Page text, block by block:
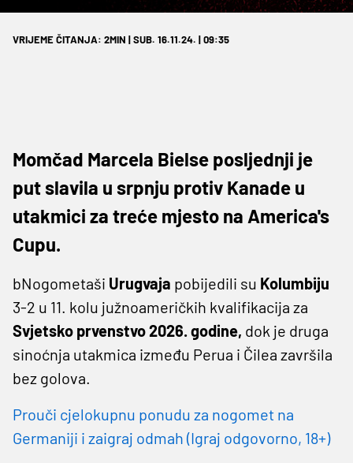
VRIJEME ČITANJA: 2MIN | SUB. 16.11.24. | 09:35
Momčad Marcela Bielse posljednji je
put slavila u srpnju protiv Kanade u
utakmici za treće mjesto na America's
Cupu.
bNogometaši Urugvaja pobijedili su Kolumbiju
3-2 u 11. kolu južnoameričkih kvalifikacija za
Svjetsko prvenstvo 2026. godine, dok je druga
sinoćnja utakmica između Perua i Čilea završila
bez golova.
Prouči cjelokupnu ponudu za nogomet na
Germaniji i zaigraj odmah (Igraj odgovorno, 18+)